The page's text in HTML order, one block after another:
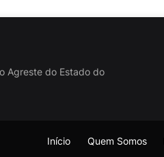
Agreste do Estado do
Início Quem Somos